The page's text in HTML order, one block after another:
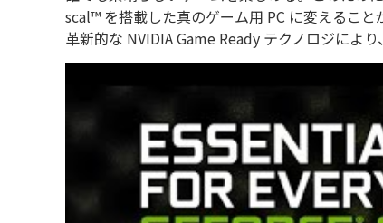
scal™ を搭載した真のゲーム用 PC に変えること
革新的な NVIDIA Game Ready テクノロジによ